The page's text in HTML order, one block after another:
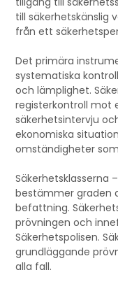
till säkerhetskänslig
från ett
Det primära
systematiska
och lämplighet.
registerkontroll mot
säkerhetsintervju
ekonomiska
omständigheter
Säkerhetsklasserna
bestämmer graden
befattning.
prövningen och
Säkerhetspolisen.
grundläggande
alla fall.